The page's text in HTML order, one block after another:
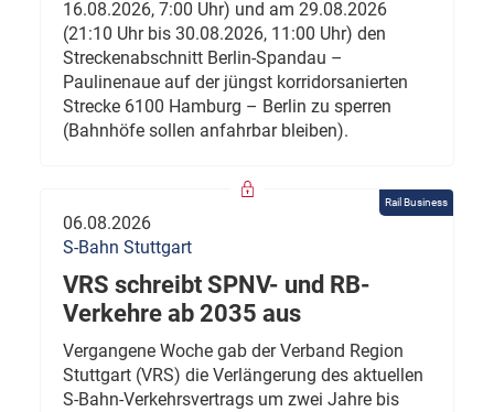
16.08.2026, 7:00 Uhr) und am 29.08.2026
(21:10 Uhr bis 30.08.2026, 11:00 Uhr) den
Streckenabschnitt Berlin-Spandau –
Paulinenaue auf der jüngst korridorsanierten
Strecke 6100 Hamburg – Berlin zu sperren
(Bahnhöfe sollen anfahrbar bleiben).
Rail Business
06.08.2026
S-Bahn Stuttgart
VRS schreibt SPNV- und RB-
Verkehre ab 2035 aus
Vergangene Woche gab der Verband Region
Stuttgart (VRS) die Verlängerung des aktuellen
S-Bahn-Verkehrsvertrags um zwei Jahre bis